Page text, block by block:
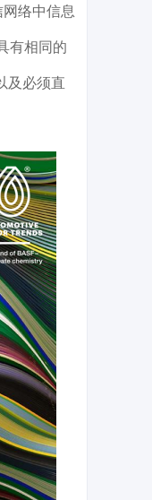
络中信息
有相同的
及必须直